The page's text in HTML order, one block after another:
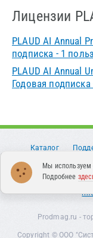
Лицензии
PLAUD AI Annual
подписка - 1
PLAUD AI Annual
Годовая
Каталог
Политика
Prodmag.ru -
Copyright © ООО
Мы используем
Подробнее